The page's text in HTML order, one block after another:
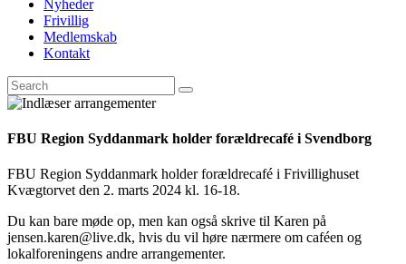
Nyheder
Frivillig
Medlemskab
Kontakt
FBU Region Syddanmark holder forældrecafé i Svendborg
FBU Region Syddanmark holder forældrecafé i Frivillighuset
Kvægtorvet den 2. marts 2024 kl. 16-18.
Du kan bare møde op, men kan også skrive til Karen på
jensen.karen@live.dk, hvis du vil høre nærmere om caféen og
lokalforeningens andre arrangementer.